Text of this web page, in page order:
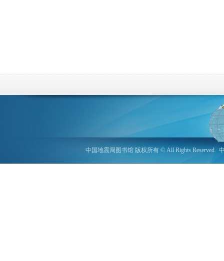
中国地震局图书馆 版权所有 © All Rights Reserved